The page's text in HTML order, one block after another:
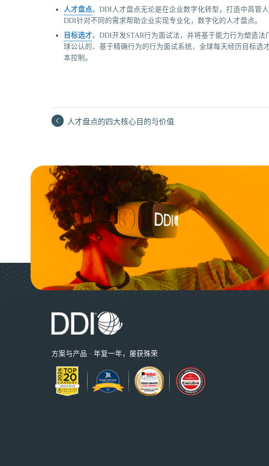
人才盘点。DDI人才盘点无论是在企业数字化转型，打造中高管
DDI针对不同的需求帮助企业实现专业化，数字化的人才盘点。
目标选才。DDI开发STAR行为面试法，并将基于能力行为塑造
球公认的、基于精确行为的行为面试系统，全球每天经历目标选
本控制。
人才盘点的四大核心目的与价值
方案与产品 · 年复一年，屡获殊荣